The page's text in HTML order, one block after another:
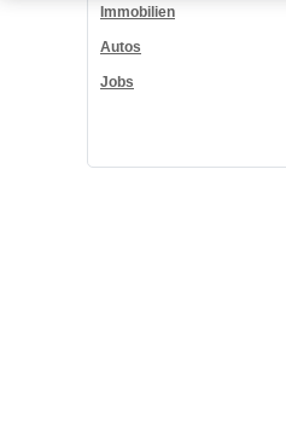
Immobilien
Autos
Jobs